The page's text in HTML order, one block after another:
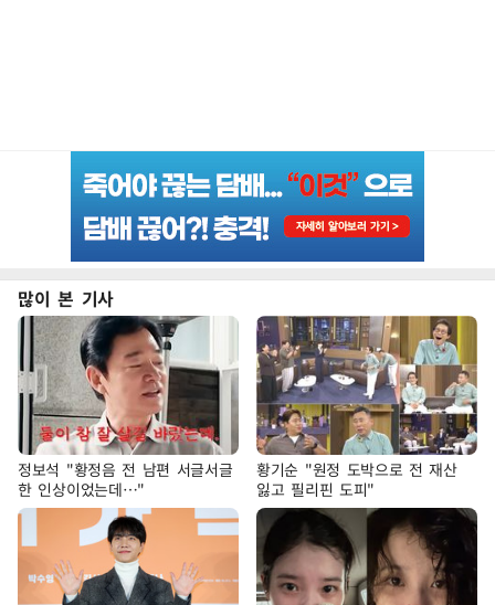
많이 본 기사
정보석 "황정음 전 남편 서글서글
한 인상이었는데…"
황기순 "원정 도박으로 전 재산
잃고 필리핀 도피"